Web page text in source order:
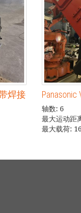
带焊接
Panasonic
轴数: 6
最大运动距
最大载荷: